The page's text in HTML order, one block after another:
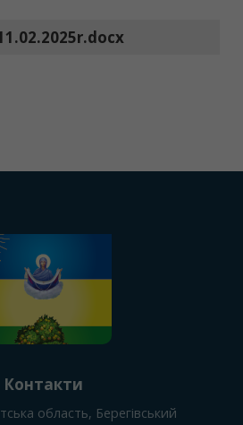
Контакти
область, Берегівський